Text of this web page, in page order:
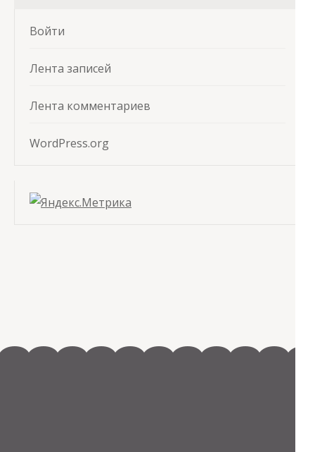
Войти
Лента записей
Лента комментариев
WordPress.org